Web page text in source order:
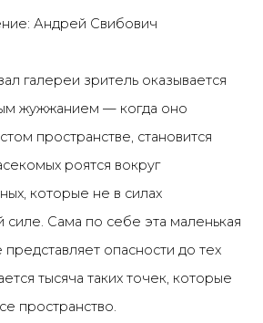
Андрей Свибович
галереи зритель оказывается
жужжанием — когда оно
пространстве, становится
роятся вокруг
которые не в силах
силе. Сама по себе эта маленькая
опасности до тех
тысяча таких точек, которые
пространство.